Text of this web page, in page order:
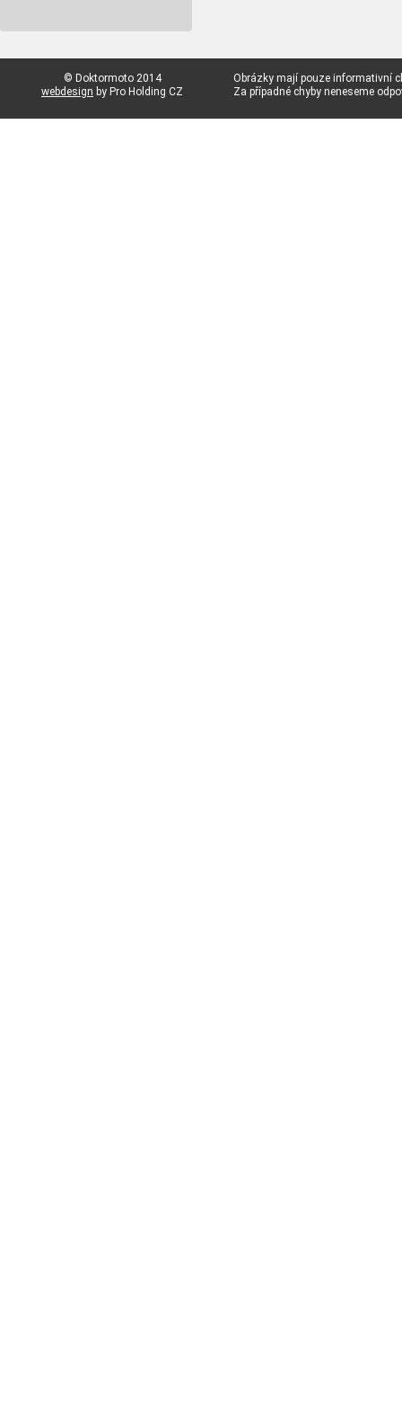
© Doktormoto 2014
webdesign by Pro Holding CZ
Obrázky mají pouze informativní
Za případné chyby neneseme